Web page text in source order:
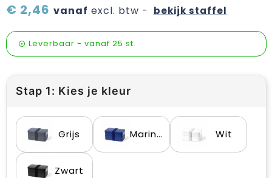
€ 2,46 vanaf excl. btw - bekijk staffel
Leverbaar - vanaf 25 st.
Stap 1: Kies je kleur
Grijs Marine blauw Wit
Zwart